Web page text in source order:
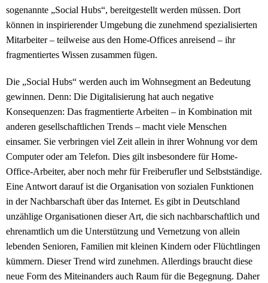
sogenannte „Social Hubs“, bereitgestellt werden müssen. Dort
können in inspirierender Umgebung die zunehmend spezialisierten
Mitarbeiter – teilweise aus den Home-Offices anreisend – ihr
fragmentiertes Wissen zusammen fügen.
Die „Social Hubs“ werden auch im Wohnsegment an Bedeutung
gewinnen. Denn: Die Digitalisierung hat auch negative
Konsequenzen: Das fragmentierte Arbeiten – in Kombination mit
anderen gesellschaftlichen Trends – macht viele Menschen
einsamer. Sie verbringen viel Zeit allein in ihrer Wohnung vor dem
Computer oder am Telefon. Dies gilt insbesondere für Home-
Office-Arbeiter, aber noch mehr für Freiberufler und Selbstständige.
Eine Antwort darauf ist die Organisation von sozialen Funktionen
in der Nachbarschaft über das Internet. Es gibt in Deutschland
unzählige Organisationen dieser Art, die sich nachbarschaftlich und
ehrenamtlich um die Unterstützung und Vernetzung von allein
lebenden Senioren, Familien mit kleinen Kindern oder Flüchtlingen
kümmern. Dieser Trend wird zunehmen. Allerdings braucht diese
neue Form des Miteinanders auch Raum für die Begegnung. Daher